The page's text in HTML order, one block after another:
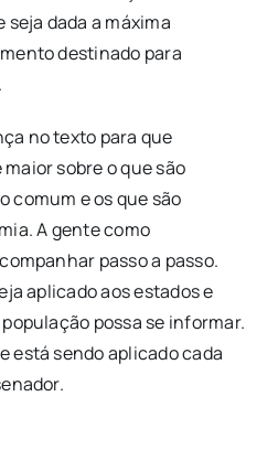
dada a máxima
destinado para
no texto para que
sobre o que são
comum e os que são
A gente como
passo a passo.
aplicado aos estados e
possa se informar.
está sendo aplicado cada